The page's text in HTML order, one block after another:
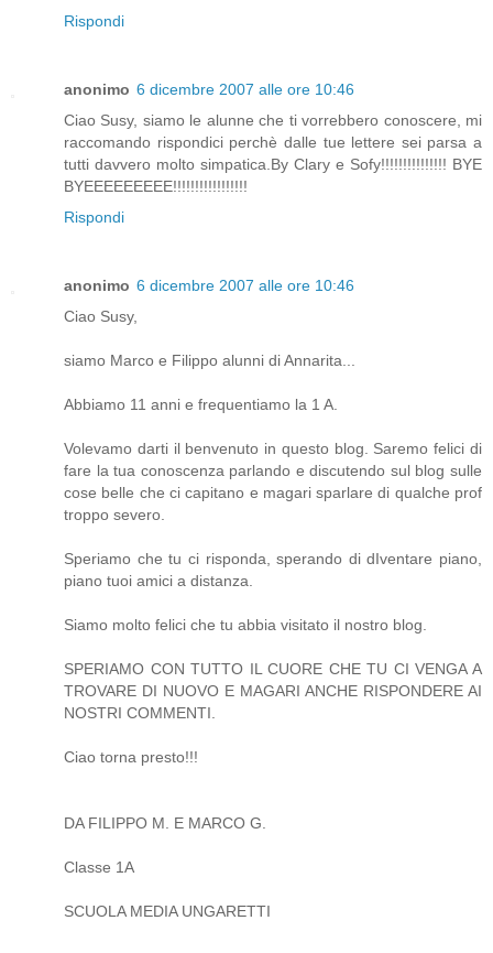
Rispondi
anonimo 6 dicembre 2007 alle ore 10:46
Ciao Susy, siamo le alunne che ti vorrebbero conoscere, mi
raccomando rispondici perchè dalle tue lettere sei parsa a
tutti davvero molto simpatica.By Clary e Sofy!!!!!!!!!!!!!!! BYE
BYEEEEEEEEE!!!!!!!!!!!!!!!!!
Rispondi
anonimo 6 dicembre 2007 alle ore 10:46
Ciao Susy,
siamo Marco e Filippo alunni di Annarita...
Abbiamo 11 anni e frequentiamo la 1 A.
Volevamo darti il benvenuto in questo blog. Saremo felici di
fare la tua conoscenza parlando e discutendo sul blog sulle
cose belle che ci capitano e magari sparlare di qualche prof
troppo severo.
Speriamo che tu ci risponda, sperando di dIventare piano,
piano tuoi amici a distanza.
Siamo molto felici che tu abbia visitato il nostro blog.
SPERIAMO CON TUTTO IL CUORE CHE TU CI VENGA A
TROVARE DI NUOVO E MAGARI ANCHE RISPONDERE AI
NOSTRI COMMENTI.
Ciao torna presto!!!
DA FILIPPO M. E MARCO G.
Classe 1A
SCUOLA MEDIA UNGARETTI